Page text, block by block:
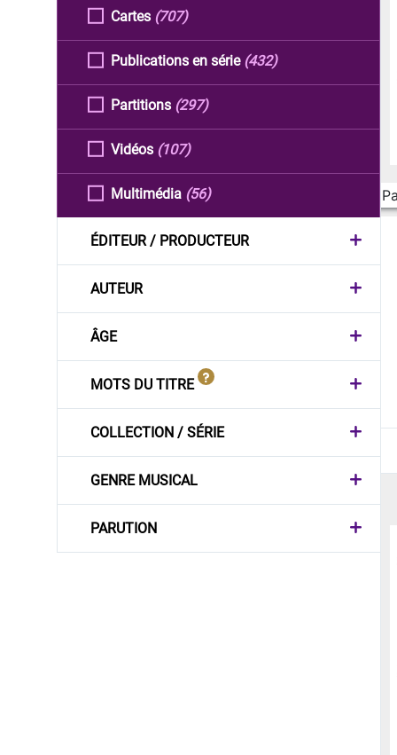
Cartes (707)
Publications en série (432)
Partitions (297)
Vidéos (107)
Multimédia (56)
ÉDITEUR / PRODUCTEUR
AUTEUR
ÂGE
MOTS DU TITRE
COLLECTION / SÉRIE
GENRE MUSICAL
PARUTION